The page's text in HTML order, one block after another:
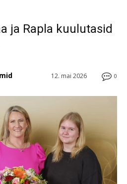
ja Rapla kuulutasid
0
12. mai 2026